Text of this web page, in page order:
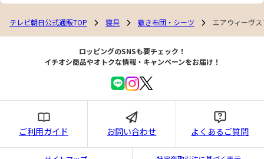
テレビ朝日公式通販TOP 寝具 敷き布団・シーツ エアウィーヴ
ロッピングのSNSも要チェック！
イチオシ商品やオトクな情報・キャンペーンをお届け！
ご利用ガイド お問い合わせ よくあるご質問